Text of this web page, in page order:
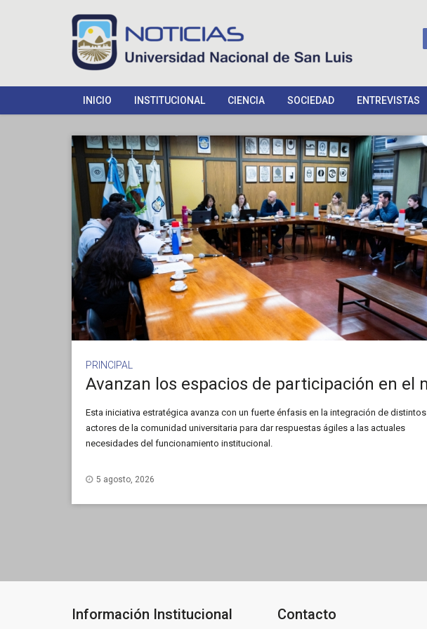
INICIO INSTITUCIONAL CIENCIA SOCIEDAD ENTREVISTAS
PRINCIPAL
Esta iniciativa estratégica avanza con un fuerte énfasis en la integración de distintos
actores de la comunidad universitaria para dar respuestas ágiles a las actuales
necesidades del funcionamiento institucional.
5 agosto, 2026
Información Institucional Contacto